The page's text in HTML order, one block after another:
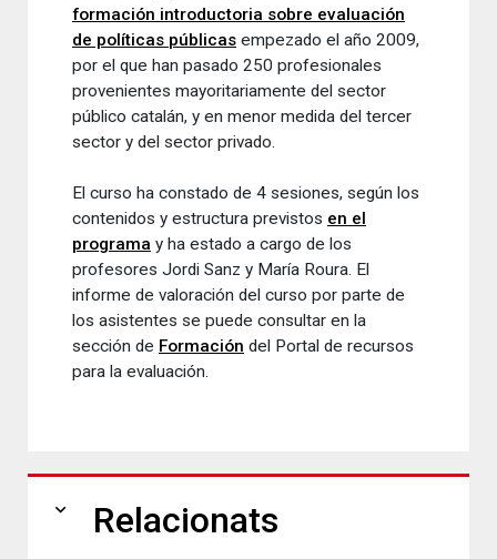
formación introductoria sobre evaluación
de políticas públicas empezado el año 2009,
por el que han pasado 250 profesionales
provenientes mayoritariamente del sector
público catalán, y en menor medida del tercer
sector y del sector privado.
El curso ha constado de 4 sesiones, según los
contenidos y estructura previstos en el
programa y ha estado a cargo de los
profesores Jordi Sanz y María Roura. El
informe de valoración del curso por parte de
los asistentes se puede consultar en la
sección de Formación del Portal de recursos
para la evaluación.
expand_more Relacionats